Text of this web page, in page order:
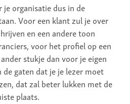
organisatie dus in de
Voor een klant zul je over
en een andere toon
voor het profiel op een
stukje dan voor je eigen
gaten dat je je lezer moet
dat zal beter lukken met de
plaats.